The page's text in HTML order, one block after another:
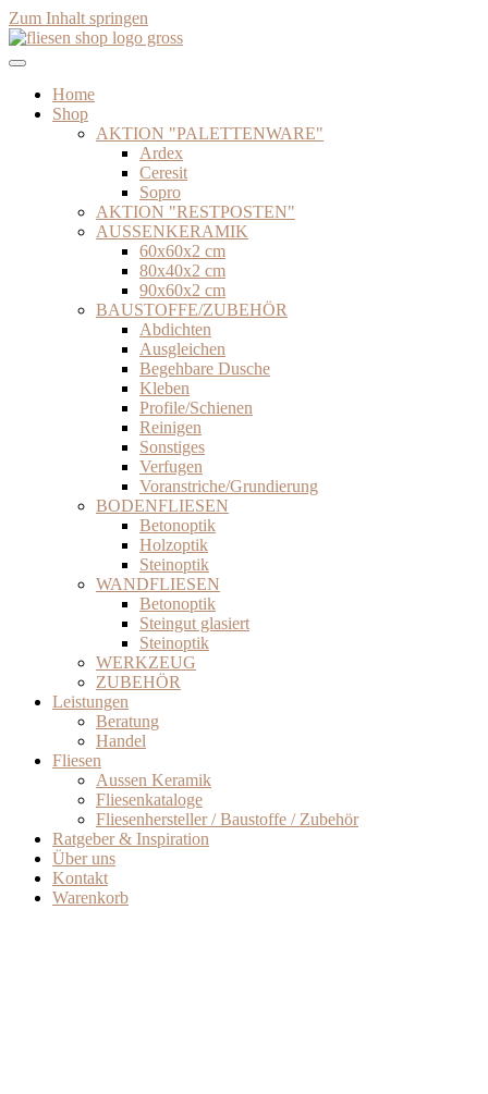
Zum Inhalt springen
Home
Shop
AKTION "PALETTENWARE"
Ardex
Ceresit
Sopro
AKTION "RESTPOSTEN"
AUSSENKERAMIK
60x60x2 cm
80x40x2 cm
90x60x2 cm
BAUSTOFFE/ZUBEHÖR
Abdichten
Ausgleichen
Begehbare Dusche
Kleben
Profile/Schienen
Reinigen
Sonstiges
Verfugen
Voranstriche/Grundierung
BODENFLIESEN
Betonoptik
Holzoptik
Steinoptik
WANDFLIESEN
Betonoptik
Steingut glasiert
Steinoptik
WERKZEUG
ZUBEHÖR
Leistungen
Beratung
Handel
Fliesen
Aussen Keramik
Fliesenkataloge
Fliesenhersteller / Baustoffe / Zubehör
Ratgeber & Inspiration
Über uns
Kontakt
Warenkorb